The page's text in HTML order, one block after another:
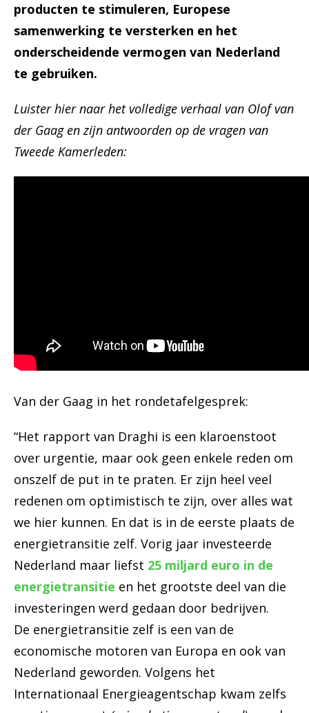
producten te stimuleren, Europese
samenwerking te versterken en het
onderscheidende vermogen van Nederland
te gebruiken.
Luister hier naar het volledige verhaal van Olof van
der Gaag en zijn antwoorden op de vragen van
Tweede Kamerleden:
Van der Gaag in het rondetafelgesprek:
“Het rapport van Draghi is een klaroenstoot
over urgentie, maar ook geen enkele reden om
onszelf de put in te praten. Er zijn heel veel
redenen om optimistisch te zijn, over alles wat
we hier kunnen. En dat is in de eerste plaats de
energietransitie zelf. Vorig jaar investeerde
Nederland maar liefst 25 miljard euro in de
energietransitie en het grootste deel van die
investeringen werd gedaan door bedrijven.
De energietransitie zelf is een van de
economische motoren van Europa en ook van
Nederland geworden. Volgens het
Internationaal Energieagentschap kwam zelfs